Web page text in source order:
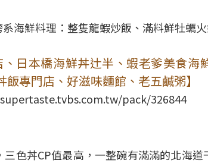
、日本橋海鮮丼辻半、蝦老爹美食
專門店、好滋味麵館、老五鹹粥】
pack/326844
色丼CP值最高，一整碗有滿滿的北海